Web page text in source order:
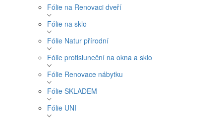
Fólie na Renovaci dveří
Fólie na sklo
Fólie Natur přírodní
Fólie protisluneční na okna a sklo
Fólie Renovace nábytku
Fólie SKLADEM
Fólie UNI